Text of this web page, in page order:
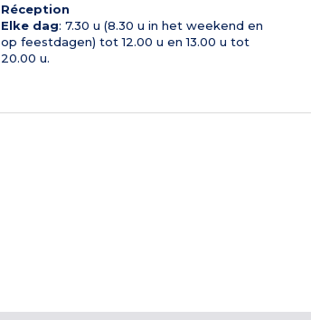
Réception
Elke dag: 7.30 u (8.30 u in het weekend en
op feestdagen) tot 12.00 u en 13.00 u tot
20.00 u.